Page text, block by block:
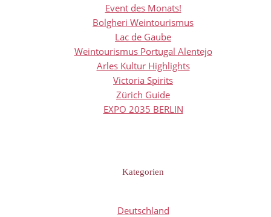
Event des Monats!
Bolgheri Weintourismus
Lac de Gaube
Weintourismus Portugal Alentejo
Arles Kultur Highlights
Victoria Spirits
Zürich Guide
EXPO 2035 BERLIN
Kategorien
Deutschland